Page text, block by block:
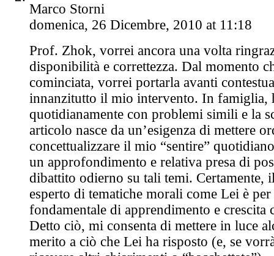
Marco Storni
domenica, 26 Dicembre, 2010 at 11:18
Prof. Zhok, vorrei ancora una volta
disponibilità e correttezza. Dal momento
cominciata, vorrei portarla avanti
innanzitutto il mio intervento. In famiglia,
quotidianamente con problemi simili e la
articolo nasce da un’esigenza di mettere
concettualizzare il mio “sentire”
un approfondimento e relativa presa di
dibattito odierno su tali temi. Certamente,
esperto di tematiche morali come Lei è
fondamentale di apprendimento e crescita
Detto ciò, mi consenta di mettere in luce
merito a ciò che Lei ha risposto (e, se